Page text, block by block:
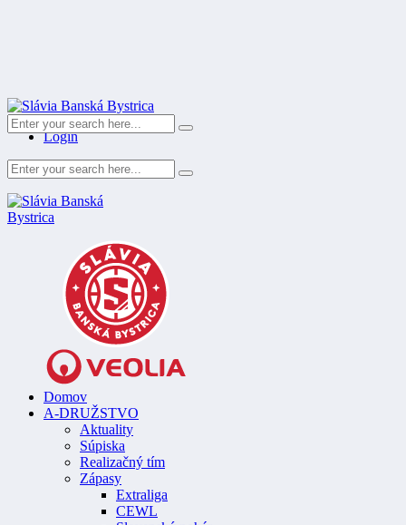
Register
Login
Domov
A-DRUŽSTVO
Aktuality
Súpiska
Realizačný tím
Zápasy
Extraliga
CEWL